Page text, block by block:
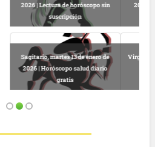
Libra, martes 13 de enero de 2026 |
Lectura horóscopo online
Leo, martes 13 de enero de 2026 |
Horóscopo completo y gratuito